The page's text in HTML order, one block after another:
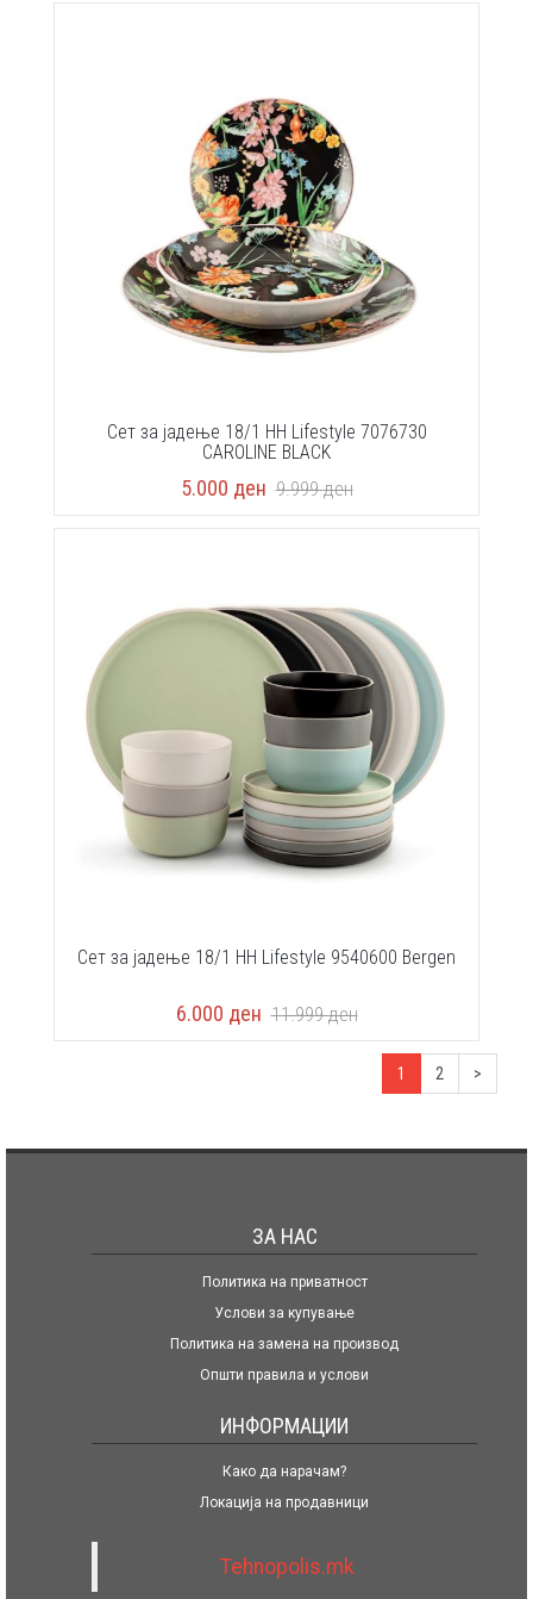
Сет за јадење 18/1 HH Lifestyle 7076730
CAROLINE BLACK
5.000 ден 9.999ден
Сет за јадење 18/1 HH Lifestyle 9540600 Bergen
6.000 ден 11.999ден
1 2 >
ЗА НАС
Политика на приватност
Услови за купување
Политика на замена на производ
Општи правила и услови
ИНФОРМАЦИИ
Како да нарачам?
Локација на продавници
Tehnopolis.mk